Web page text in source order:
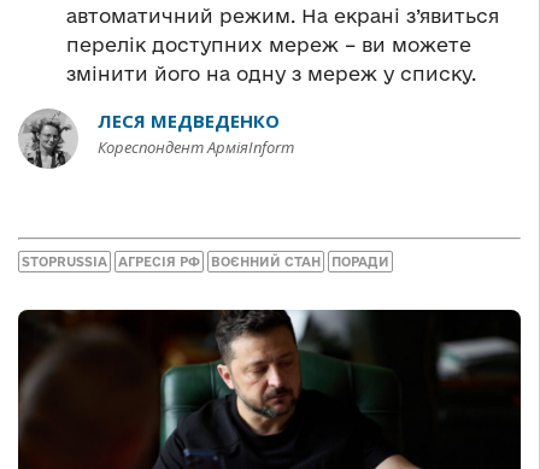
автоматичний режим. На екрані з’явиться
перелік доступних мереж – ви можете
змінити його на одну з мереж у списку.
ЛЕСЯ МЕДВЕДЕНКО
Кореспондент АрміяInform
STOPRUSSIA АГРЕСІЯ РФ ВОЄННИЙ СТАН ПОРАДИ